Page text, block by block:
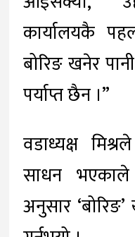
कार्यालयकै
बोरिङ खनेर
पर्याप्त छैन ।”
वडाध्यक्ष
साधन
अनुसार